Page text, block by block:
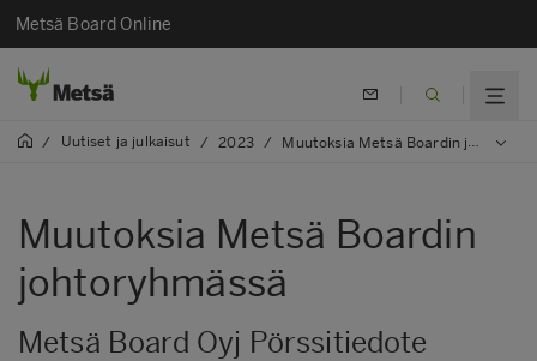
Metsä Board Online
/ Uutiset ja julkaisut / 2023 / Muutoksia Metsä Boardin johtoryhmässä
Muutoksia Metsä Boardin
johtoryhmässä
Metsä Board Oyj Pörssitiedote